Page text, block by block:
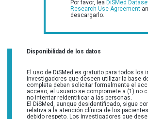
Por favor, lea DiSMed
Research Use Agreement
descargarlo.
Disponibilidad de los datos
El uso de DiSMed es gratuito para todos los
investigadores que deseen utilizar la base
completa deben solicitar formalmente el
acceso, el usuario se compromete a (1) no
no intentar reidentificar a las personas.
El DiSMed, aunque desidentificado, sigue
relativa a la atención clínica de los
debido respeto. Los investigadores que